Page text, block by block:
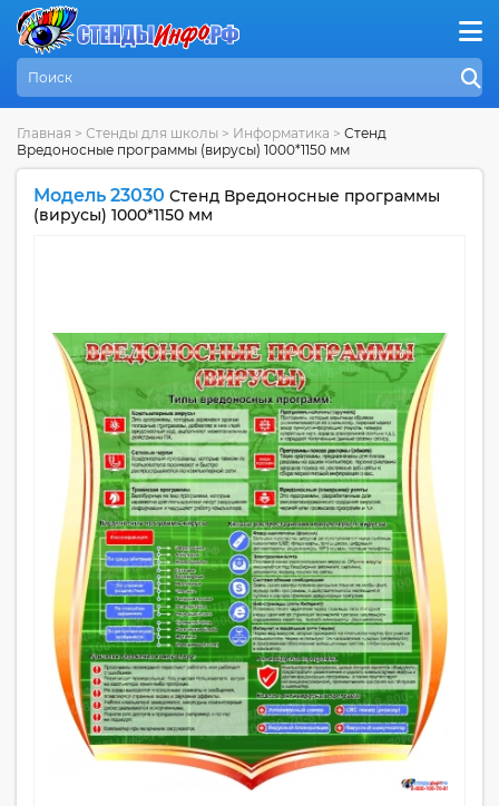
Главная > Стенды для школы > Информатика > Стенд
Вредоносные программы (вирусы) 1000*1150 мм
Модель 23030 Стенд Вредоносные программы
(вирусы) 1000*1150 мм